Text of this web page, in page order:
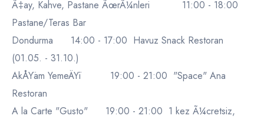
Ã‡ay, Kahve, Pastane ÃœrÃ¼nleri 11:00 - 18:00
Pastane/Teras Bar
Dondurma 14:00 - 17:00 Havuz Snack Restoran
(01.05. - 31.10.)
AkÅŸam YemeÄŸi 19:00 - 21:00 "Space" Ana
Restoran
A la Carte "Gusto" 19:00 - 21:00 1 kez Ã¼cretsiz,